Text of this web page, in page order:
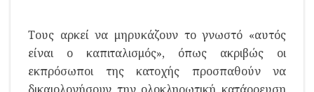
Τους αρκεί να μηρυκάζουν το γνωστό «αυτός
είναι ο καπιταλισμός», όπως ακριβώς οι
εκπρόσωποι της κατοχής προσπαθούν να